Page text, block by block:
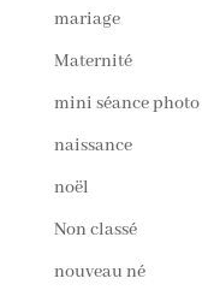
mariage
Maternité
mini séance photo
naissance
noël
Non classé
nouveau né